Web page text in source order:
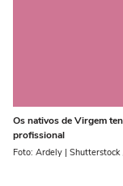
Os nativos de Virgem
profissional
Foto: Ardely | Shutterstock